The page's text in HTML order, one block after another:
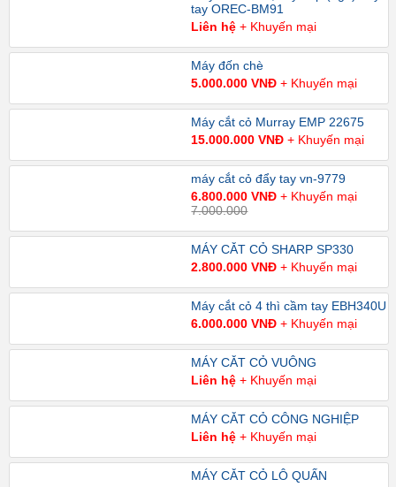
tay OREC-BM91
Liên hệ+ Khuyến mại
Máy đốn chè
5.000.000 VNĐ+ Khuyến mại
Máy cắt cỏ Murray EMP 22675
15.000.000 VNĐ+ Khuyến mại
máy cắt cỏ đẩy tay vn-9779
6.800.000 VNĐ+ Khuyến mại
7.000.000
MÁY CẮT CỎ SHARP SP330
2.800.000 VNĐ+ Khuyến mại
Máy cắt cỏ 4 thì cầm tay EBH340U
6.000.000 VNĐ+ Khuyến mại
MÁY CẮT CỎ VUÔNG
Liên hệ+ Khuyến mại
MÁY CẮT CỎ CÔNG NGHIỆP
Liên hệ+ Khuyến mại
MÁY CẮT CỎ LÔ QUẤN